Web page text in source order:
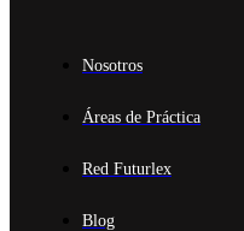
Nosotros
Áreas de Práctica
Red Futurlex
Blog